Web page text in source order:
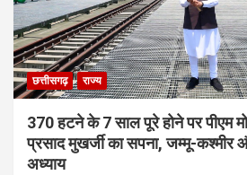
छत्तीसगढ़ राज्य
370 हटने के 7 साल पूरे होने पर पीएम
प्रसाद मुखर्जी का सपना, जम्मू-कश्मीर
अध्याय